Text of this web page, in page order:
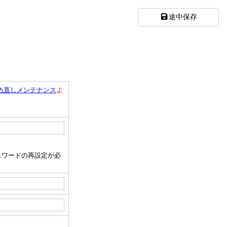
直しメンテナンスよ
ードの再設定が必
途中保存